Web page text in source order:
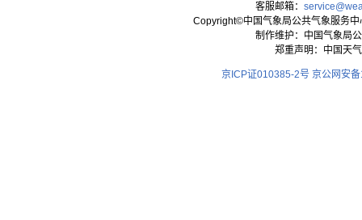
客服邮箱：
Copyright©中国气象局公共气象服务
制作维护：中国气象局
郑重声明：中国天
京ICP证010385-2号 京公网安